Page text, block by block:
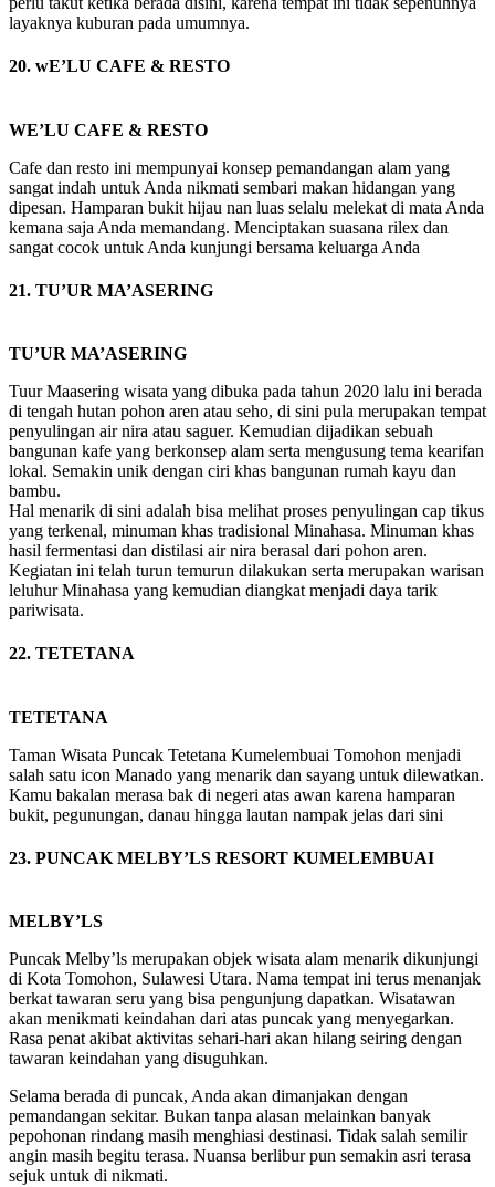
layaknya kuburan pada umumnya.
20. wE’LU CAFE & RESTO
WE’LU CAFE & RESTO
Cafe dan resto ini mempunyai konsep pemandangan alam yang
sangat indah untuk Anda nikmati sembari makan hidangan yang
dipesan. Hamparan bukit hijau nan luas selalu melekat di mata Anda
kemana saja Anda memandang. Menciptakan suasana rilex dan
sangat cocok untuk Anda kunjungi bersama keluarga Anda
21. TU’UR MA’ASERING
TU’UR MA’ASERING
Tuur Maasering wisata yang dibuka pada tahun 2020 lalu ini berada
di tengah hutan pohon aren atau seho, di sini pula merupakan tempat
penyulingan air nira atau saguer. Kemudian dijadikan sebuah
bangunan kafe yang berkonsep alam serta mengusung tema kearifan
lokal. Semakin unik dengan ciri khas bangunan rumah kayu dan
bambu.
Hal menarik di sini adalah bisa melihat proses penyulingan cap tikus
yang terkenal, minuman khas tradisional Minahasa. Minuman khas
hasil fermentasi dan distilasi air nira berasal dari pohon aren.
Kegiatan ini telah turun temurun dilakukan serta merupakan warisan
leluhur Minahasa yang kemudian diangkat menjadi daya tarik
pariwisata.
22. TETETANA
TETETANA
Taman Wisata Puncak Tetetana Kumelembuai Tomohon menjadi
salah satu icon Manado yang menarik dan sayang untuk dilewatkan.
Kamu bakalan merasa bak di negeri atas awan karena hamparan
bukit, pegunungan, danau hingga lautan nampak jelas dari sini
23. PUNCAK MELBY’LS RESORT KUMELEMBUAI
MELBY’LS
Puncak Melby’ls merupakan objek wisata alam menarik dikunjungi
di Kota Tomohon, Sulawesi Utara. Nama tempat ini terus menanjak
berkat tawaran seru yang bisa pengunjung dapatkan. Wisatawan
akan menikmati keindahan dari atas puncak yang menyegarkan.
Rasa penat akibat aktivitas sehari-hari akan hilang seiring dengan
tawaran keindahan yang disuguhkan.
Selama berada di puncak, Anda akan dimanjakan dengan
pemandangan sekitar. Bukan tanpa alasan melainkan banyak
pepohonan rindang masih menghiasi destinasi. Tidak salah semilir
angin masih begitu terasa. Nuansa berlibur pun semakin asri terasa
sejuk untuk di nikmati.